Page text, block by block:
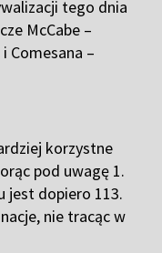
tego dnia
McCabe –
Comesana –
korzystne
pod uwagę 1.
jest dopiero 113.
nie tracąc w